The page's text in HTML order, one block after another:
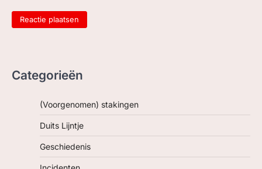
Categorieën
(Voorgenomen) stakingen
Duits Lijntje
Geschiedenis